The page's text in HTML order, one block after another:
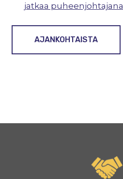
jatkaa puheenjohtajana
AJANKOHTAISTA